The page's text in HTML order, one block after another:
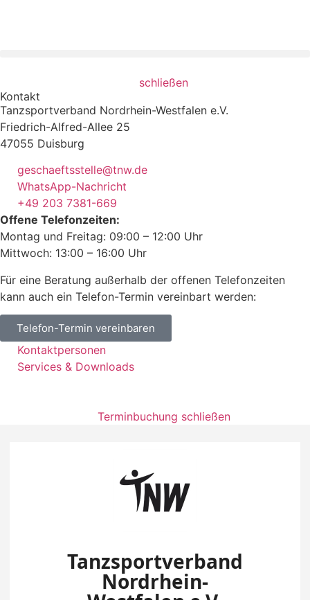
schließen
Kontakt
Tanzsportverband Nordrhein-Westfalen e.V.
Friedrich-Alfred-Allee 25
47055 Duisburg
geschaeftsstelle@tnw.de
WhatsApp-Nachricht
+49 203 7381-669
Offene Telefonzeiten:
Montag und Freitag: 09:00 – 12:00 Uhr
Mittwoch: 13:00 – 16:00 Uhr
Für eine Beratung außerhalb der offenen Telefonzeiten
kann auch ein Telefon-Termin vereinbart werden:
Telefon-Termin vereinbaren
Kontaktpersonen
Services & Downloads
Terminbuchung schließen